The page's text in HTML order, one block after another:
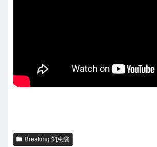
Breaking 知恵袋